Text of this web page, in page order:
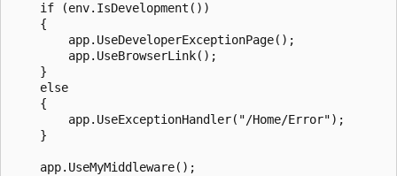
    if (env.IsDevelopment())
    {
        app.UseDeveloperExceptionPage();
        app.UseBrowserLink();
    }
    else
    {
        app.UseExceptionHandler("/Home/Error");
    }
    app.UseMyMiddleware();